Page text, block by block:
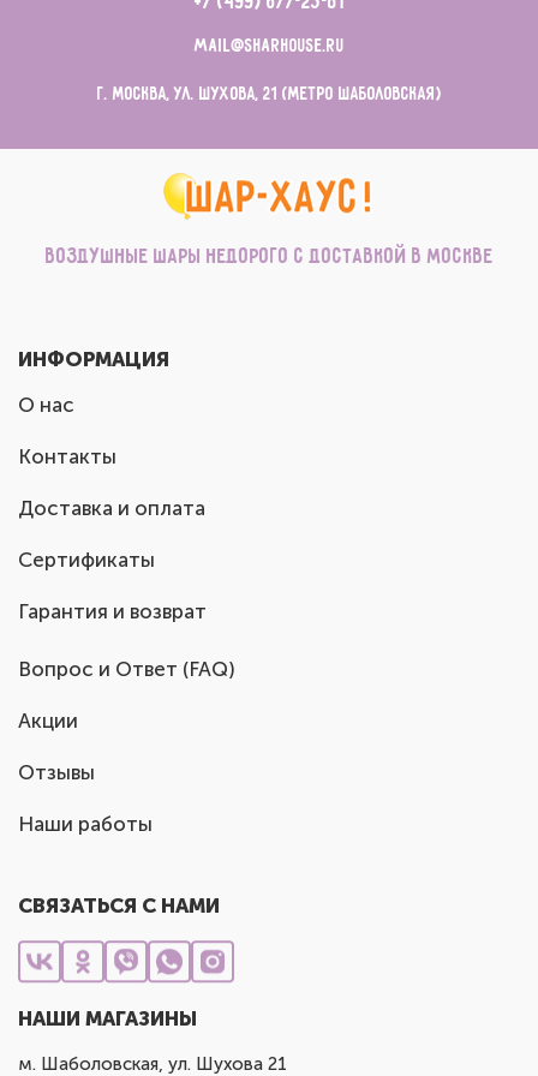
mail@sharhouse.ru
г. Москва, ул. Шухова, 21 (метро Шаболовская)
Воздушные шары недорого с доставкой в Москве
ИНФОРМАЦИЯ
О нас
Контакты
Доставка и оплата
Сертификаты
Гарантия и возврат
Вопрос и Ответ (FAQ)
Акции
Отзывы
Наши работы
СВЯЗАТЬСЯ С НАМИ
НАШИ МАГАЗИНЫ
м. Шаболовская, ул. Шухова 21